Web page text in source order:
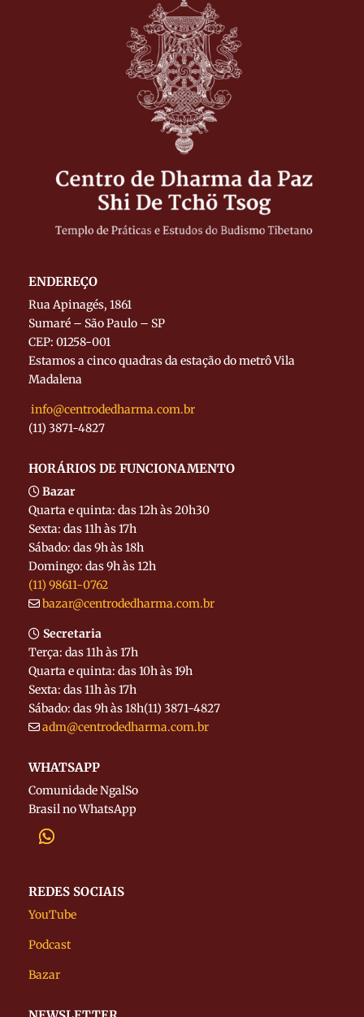
ENDEREÇO
Rua Apinagés, 1861
Sumaré – São Paulo – SP
CEP: 01258-001
Estamos a cinco quadras da estação do metrô Vila
Madalena
info@centrodedharma.com.br
(11) 3871-4827
HORÁRIOS DE FUNCIONAMENTO
Bazar
Quarta e quinta: das 12h às 20h30
Sexta: das 11h às 17h
Sábado: das 9h às 18h
Domingo: das 9h às 12h
(11) 98611-0762
bazar@centrodedharma.com.br
Secretaria
Terça: das 11h às 17h
Quarta e quinta: das 10h às 19h
Sexta: das 11h às 17h
Sábado: das 9h às 18h(11) 3871-4827
adm@centrodedharma.com.br
WHATSAPP
Comunidade NgalSo
Brasil no WhatsApp
REDES SOCIAIS
YouTube
Podcast
Bazar